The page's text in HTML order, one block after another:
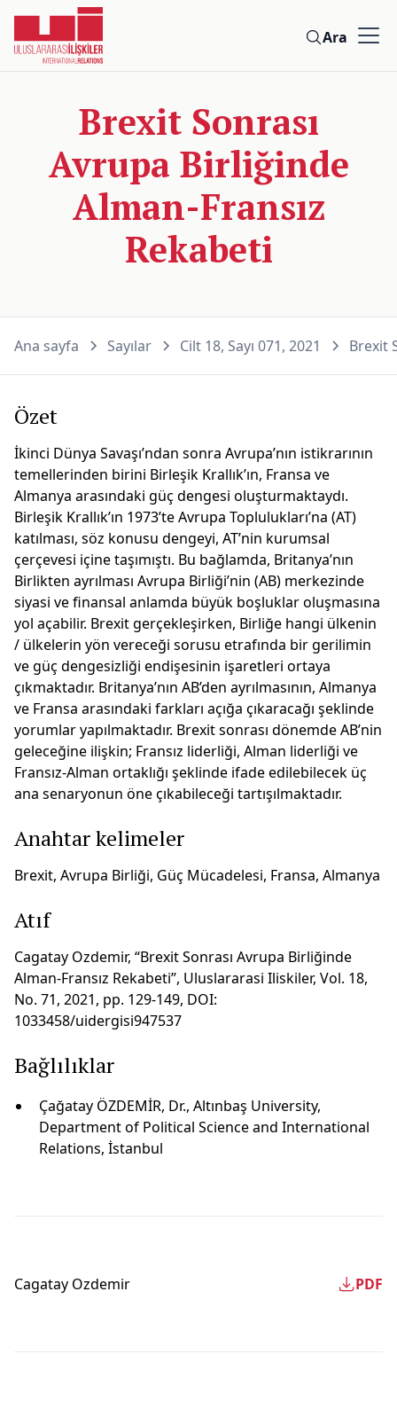
Ara
Brexit Sonrası
Avrupa Birliğinde
Alman-Fransız
Rekabeti
Ana sayfa Sayılar Cilt 18, Sayı 071, 2021 Brexit
Özet
İkinci Dünya Savaşı’ndan sonra Avrupa’nın istikrarının
temellerinden birini Birleşik Krallık’ın, Fransa ve
Almanya arasındaki güç dengesi oluşturmaktaydı.
Birleşik Krallık’ın 1973’te Avrupa Toplulukları’na (AT)
katılması, söz konusu dengeyi, AT’nin kurumsal
çerçevesi içine taşımıştı. Bu bağlamda, Britanya’nın
Birlikten ayrılması Avrupa Birliği’nin (AB) merkezinde
siyasi ve finansal anlamda büyük boşluklar oluşmasına
yol açabilir. Brexit gerçekleşirken, Birliğe hangi ülkenin
/ ülkelerin yön vereceği sorusu etrafında bir gerilimin
ve güç dengesizliği endişesinin işaretleri ortaya
çıkmaktadır. Britanya’nın AB’den ayrılmasının, Almanya
ve Fransa arasındaki farkları açığa çıkaracağı şeklinde
yorumlar yapılmaktadır. Brexit sonrası dönemde AB’nin
geleceğine ilişkin; Fransız liderliği, Alman liderliği ve
Fransız-Alman ortaklığı şeklinde ifade edilebilecek üç
ana senaryonun öne çıkabileceği tartışılmaktadır.
Anahtar kelimeler
Brexit, Avrupa Birliği, Güç Mücadelesi, Fransa, Almanya
Atıf
Cagatay Ozdemir, “Brexit Sonrası Avrupa Birliğinde
Alman-Fransız Rekabeti”, Uluslararasi Iliskiler, Vol. 18,
No. 71, 2021, pp. 129-149, DOI:
1033458/uidergisi947537
Bağlılıklar
Çağatay ÖZDEMİR, Dr., Altınbaş University,
Department of Political Science and International
Relations, İstanbul
Cagatay Ozdemir PDF